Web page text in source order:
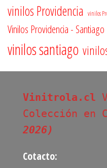
vinilos Providencia vinilos
Vinilos Providencia - Santiago
vinilos santiago
Vinitrola.cl
Colección en
2026)
Cotacto: